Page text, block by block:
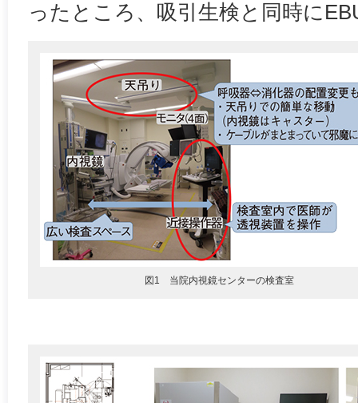
ったところ、吸引生検と同時に
図1 当院内視鏡センターの検査室